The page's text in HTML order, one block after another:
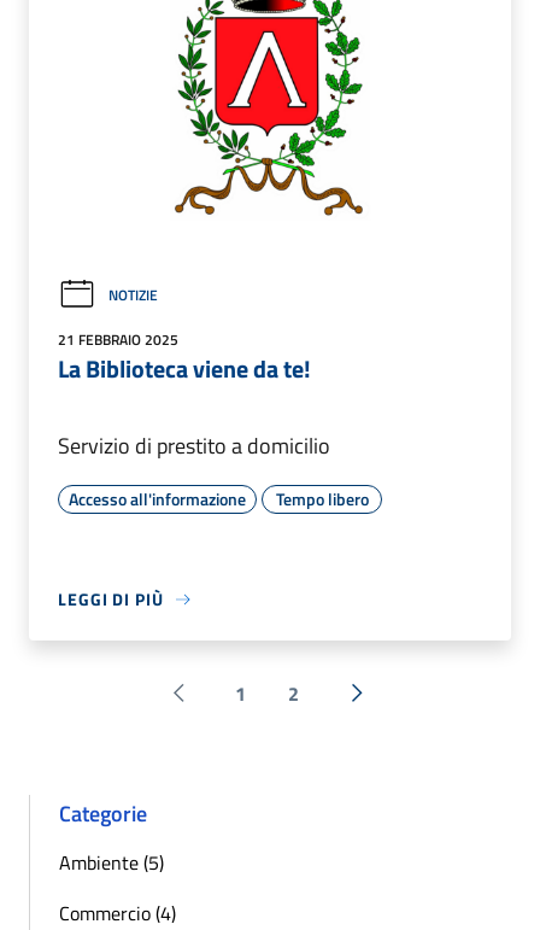
NOTIZIE
21 FEBBRAIO 2025
La Biblioteca viene da te!
Servizio di prestito a domicilio
Accesso all'informazione Tempo libero
LEGGI DI PIÙ
Pagina precedente
1 2 Successiva »
Categorie
Ambiente (5)
Commercio (4)